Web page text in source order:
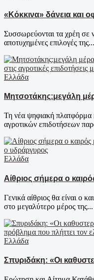
«Κόκκινα» δάνεια και
Συσσωρεύονται τα χρέη σε
αποτυχημένες επιλογές της...
Ελλάδα
Μητσοτάκης:μεγάλη
Τη νέα ψηφιακή πλατφόρμα
αγροτικών επιδοτήσεων
Ελλάδα
Αίθριος σήμερα ο
Γενικά αίθριος θα είναι ο
στο μεγαλύτερο μέρος της...
Ελλάδα
Σπυριδάκη: «Οι